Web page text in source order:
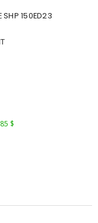
SHP 150ED23
$